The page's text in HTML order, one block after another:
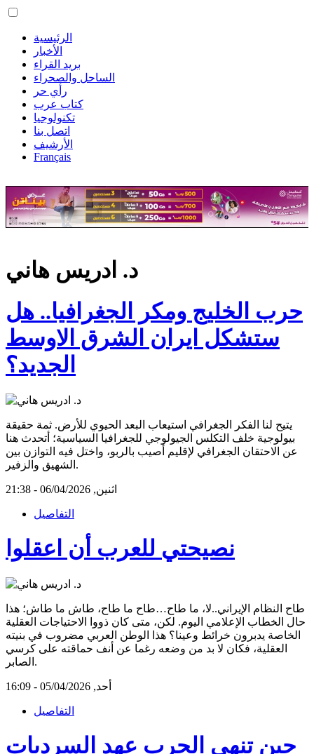
الرئيسية
الأخبار
بريد القراء
الساحل والصحراء
رأي حر
كتاب عرب
تكنولوجيا
اتصل بنا
الأرشيف
Français
د. ادريس هاني
حرب الخليج ومكر الجغرافيا.. هل
ستشكل ايران الشرق الاوسط
الجديد؟
يتيح لنا الفكر الجغرافي استيعاب البعد الحيوي للأرض. ثمة حقيقة
بيولوجية خلف التكلس الجيولوجي للجغرافيا السياسية؛ أتحدث هنا
عن الاحتقان الجغرافي لإقليم أصيب بالربو، واختل فيه التوازن بين
الشهيق والزفير.
اثنين, 06/04/2026 - 21:38
التفاصيل
نصيحتي للعرب أن اعقلوا
طاح النظام الإيراني..لا، ما طاح…طاح ما طاح، طاش ما طاش؛ هذا
حال الخطاب الإعلامي اليوم. لكن، متى كان ذووا الاحتياجات العقلية
الخاصة يدبرون خرائط وعينا؟ هذا الوطن العربي مضروب في بنيته
العقلية، فكان لا بد من وضعه رغما عن أنف حماقته على كرسي
الصابر.
أحد, 05/04/2026 - 16:09
التفاصيل
حين تنهي الحرب عهد السرديات